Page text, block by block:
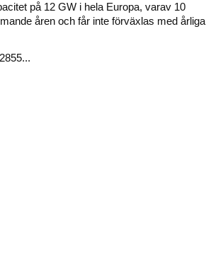
på 12 GW i hela Europa, varav 10
åren och får inte förväxlas med årliga